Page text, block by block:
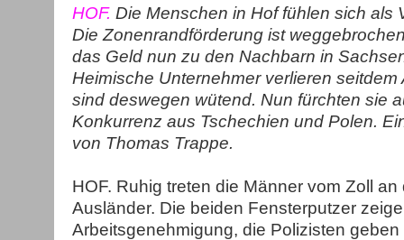
HOF. Die Menschen in Hof fühlen sich als
Die Zonenrandförderung ist
das Geld nun zu den Nachbarn in
Heimische Unternehmer verlieren
sind deswegen wütend. Nun fürchten sie
Konkurrenz aus Tschechien und Polen.
von Thomas Trappe.
HOF. Ruhig treten die Männer vom Zoll an
Ausländer. Die beiden Fensterputzer
Arbeitsgenehmigung, die Polizisten